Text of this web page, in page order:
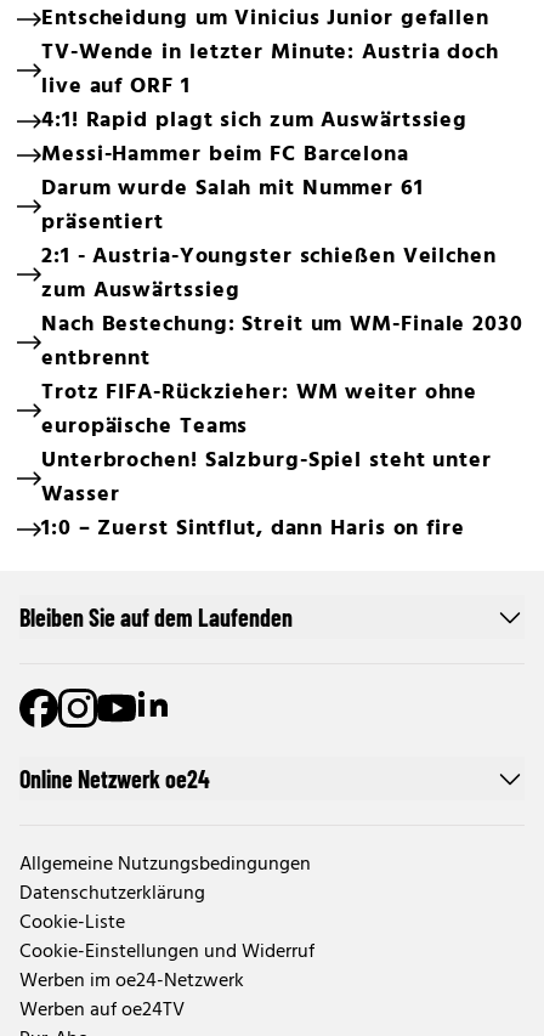
Entscheidung um Vinicius Junior gefallen
TV-Wende in letzter Minute: Austria doch
live auf ORF 1
4:1! Rapid plagt sich zum Auswärtssieg
Messi-Hammer beim FC Barcelona
Darum wurde Salah mit Nummer 61
präsentiert
2:1 - Austria-Youngster schießen Veilchen
zum Auswärtssieg
Nach Bestechung: Streit um WM-Finale 2030
entbrennt
Trotz FIFA-Rückzieher: WM weiter ohne
europäische Teams
Unterbrochen! Salzburg-Spiel steht unter
Wasser
1:0 – Zuerst Sintflut, dann Haris on fire
Online Netzwerk oe24
Allgemeine Nutzungsbedingungen
Datenschutzerklärung
Cookie-Liste
Cookie-Einstellungen und Widerruf
Werben im oe24-Netzwerk
Werben auf oe24TV
Bleiben Sie auf dem Laufenden